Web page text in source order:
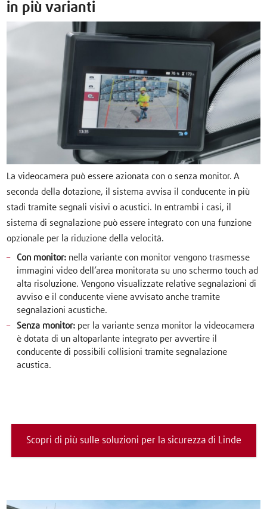
in più varianti
La videocamera può essere azionata con o senza monitor. A
seconda della dotazione, il sistema avvisa il conducente in più
stadi tramite segnali visivi o acustici. In entrambi i casi, il
sistema di segnalazione può essere integrato con una funzione
opzionale per la riduzione della velocità.
Con monitor: nella variante con monitor vengono trasmesse
immagini video dell’area monitorata su uno schermo touch ad
alta risoluzione. Vengono visualizzate relative segnalazioni di
avviso e il conducente viene avvisato anche tramite
segnalazioni acustiche.
Senza monitor: per la variante senza monitor la videocamera
è dotata di un altoparlante integrato per avvertire il
conducente di possibili collisioni tramite segnalazione
acustica.
Scopri di più sulle soluzioni per la sicurezza di Linde